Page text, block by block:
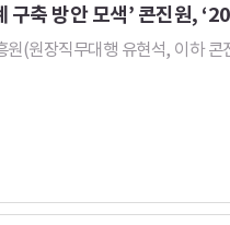
축 방안 모색’ 콘진원,
(원장직무대행 유현석, 이하